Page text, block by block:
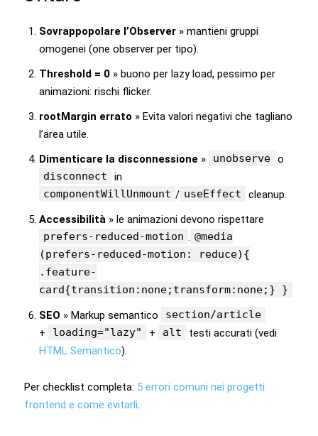
Sovrappopolare l’Observer » mantieni gruppi
omogenei (one observer per tipo).
Threshold = 0 » buono per lazy load, pessimo per
animazioni: rischi flicker.
rootMargin errato » Evita valori negativi che tagliano
l’area utile.
Dimenticare la disconnessione » unobserve o
disconnect
in
componentWillUnmount / useEffect
cleanup.
Accessibilità » le animazioni devono rispettare
prefers-reduced-motion
@media
(prefers-reduced-motion: reduce){
.feature-
card{transition:none;transform:none;} }
SEO » Markup semantico
section/article
+
loading="lazy" + alt
testi accurati (vedi
HTML Semantico).
Per checklist completa: 5 errori comuni nei progetti
frontend e come evitarli